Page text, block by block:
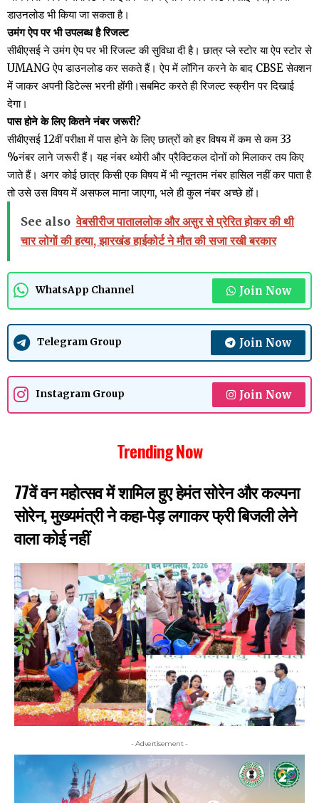
डाउनलोड भी किया जा सकता है।
उमंग ऐप पर भी उपलब्ध है रिजल्ट
सीबीएसई ने उमंग ऐप पर भी रिजल्ट की सुविधा दी है। छात्र प्ले स्टोर या ऐप स्टोर से
UMANG ऐप डाउनलोड कर सकते हैं। ऐप में लॉगिन करने के बाद CBSE सेक्शन
में जाकर अपनी डिटेल्स भरनी होंगी।सबमिट करते ही रिजल्ट स्क्रीन पर दिखाई
देगा।
पास होने के लिए कितने नंबर जरूरी?
सीबीएसई 12वीं परीक्षा में पास होने के लिए छात्रों को हर विषय में कम से कम 33
%नंबर लाने जरूरी हैं। यह नंबर थ्योरी और प्रैक्टिकल दोनों को मिलाकर तय किए
जाते हैं। अगर कोई छात्र किसी एक विषय में भी न्यूनतम नंबर हासिल नहीं कर पाता है
तो उसे उस विषय में असफल माना जाएगा, भले ही कुल नंबर अच्छे हों।
See also वेबसीरीज पाताललोक और असुर से प्रेरित होकर की थी
चार लोगों की हत्या, झारखंड हाईकोर्ट ने मौत की सजा रखी बरकार
WhatsApp Channel Join Now
Telegram Group Join Now
Instagram Group Join Now
Trending Now
77वें वन महोत्सव में शामिल हुए हेमंत सोरेन और कल्पना
सोरेन, मुख्यमंत्री ने कहा-पेड़ लगाकर फ्री बिजली लेने
वाला कोई नहीं
- Advertisement -